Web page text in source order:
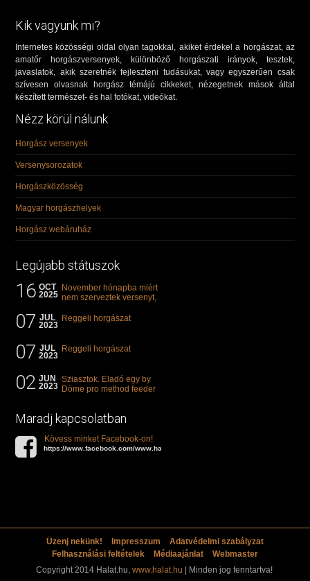
Kik vagyunk mi?
Internetes közösségi oldal olyan tagokkal, akiket érdekel a horgászat, az
amatőr horgászversenyek, különböző horgászati irányok, tesztek,
javaslatok, akik szeretnék fejleszteni tudásukat, vagy egyszerűen csak
szívesen olvasnak horgász témájú cikkeket, nézegetnek mások által
készített természet- és hal fotókat, videókat.
Nézz körül nálunk
Horgász versenyek
Versenysorozatok
Horgászközösség
Magyar horgászhelyek
Horgász webáruház
Legújabb státuszok
16 OCT
2025
November hónapba miért
nem szerveztek versenyt,
"kárászos"...
07 JUL
2023
Reggeli horgászat
07 JUL
2023
Reggeli horgászat
02 JUN
2023
Sziasztok. Eladó egy by
Döme pro method feeder
Maradj kapcsolatban
Kövess minket Facebook-on!
https://www.facebook.com/www.halat.hu
Üzenj nekünk! Impresszum
Adatvédelmi szabályzat
Felhasználási feltételek
Médiaajánlat
Webmaster
Copyright 2014 Halat.hu, www.halat.hu | Minden jog fenntartva!